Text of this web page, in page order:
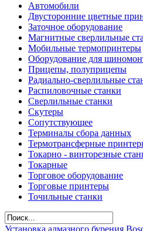
Автомобили
Двусторонние цветные
Заточное оборудование
Магнитные сверлильные
Мобильные термопринтеры
Оборудование для
Прицепы, полуприцепы
Радиально-сверлильные
Распиловочные станки
Сверлильные станки
Скутеры
Сопутствующее
Терминалы сбора данных
Термотрансферные
Токарно - винторезные
Токарные
Торговое оборудование
Торговые принтеры
Точильные станки